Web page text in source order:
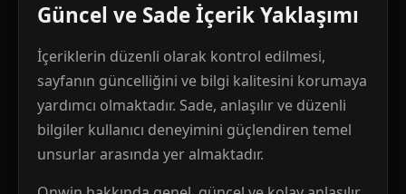
Güncel ve Sade İçerik Yaklaşımı
İçeriklerin düzenli olarak kontrol edilmesi,
sayfanın güncelliğini ve bilgi kalitesini korumaya
yardımcı olmaktadır. Sade, anlaşılır ve düzenli
bilgiler kullanıcı deneyimini güçlendiren temel
unsurlar arasında yer almaktadır.